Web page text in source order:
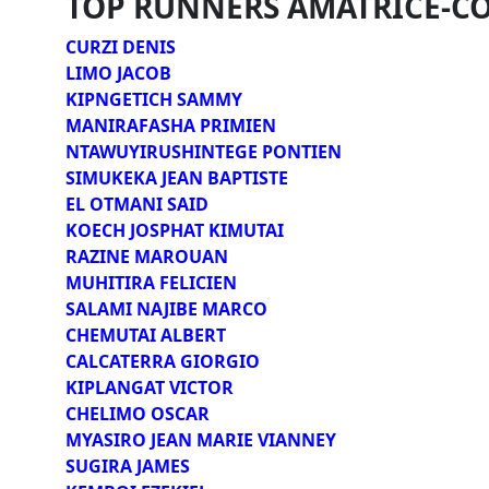
CURZI DENIS
LIMO JACOB
KIPNGETICH SAMMY
MANIRAFASHA PRIMIEN
NTAWUYIRUSHINTEGE PONTIEN
SIMUKEKA JEAN BAPTISTE
EL OTMANI SAID
KOECH JOSPHAT KIMUTAI
RAZINE MAROUAN
MUHITIRA FELICIEN
SALAMI NAJIBE MARCO
CHEMUTAI ALBERT
CALCATERRA GIORGIO
KIPLANGAT VICTOR
CHELIMO OSCAR
MYASIRO JEAN MARIE VIANNEY
SUGIRA JAMES